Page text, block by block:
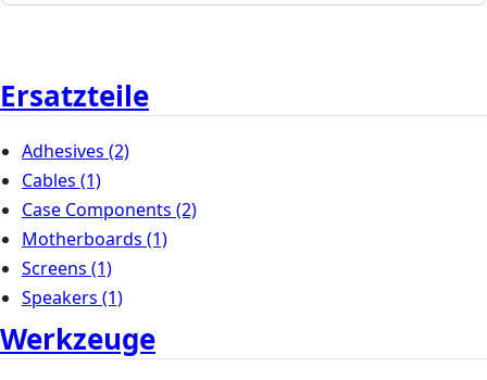
Ersatzteile
Adhesives (2)
Cables (1)
Case Components (2)
Motherboards (1)
Screens (1)
Speakers (1)
Werkzeuge